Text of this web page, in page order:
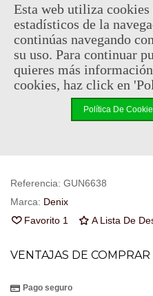
En stock, envío en 24/48h
-
Código QR
Referencia: GUN6638
Marca: Denix
Favorito 1 A Lista De
VENTAJAS DE
Pago seguro
Esta web utiliza cookies
estadísticos de la
continúas navegando
su uso. Para continuar
quieres más
cookies, haz click en
Política De